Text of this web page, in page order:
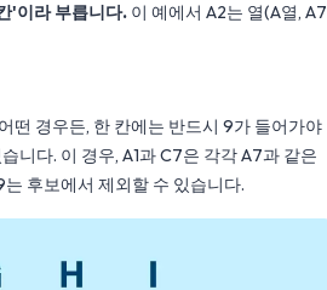
'이라 부릅니다. 이 예에서 A2는 열(A열, A7
떤 경우든, 한 칸에는 반드시 9가 들어가야
니다. 이 경우, A1과 C7은 각각 A7과 같은
후보에서 제외할 수 있습니다.